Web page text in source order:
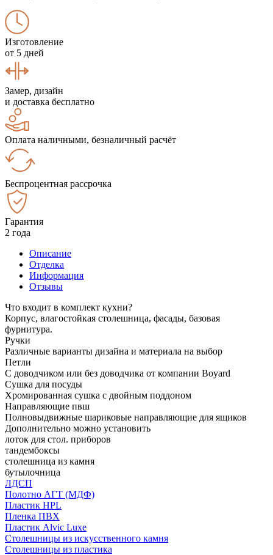
Изготовление
от 5 дней
Замер, дизайн
и доставка бесплатно
Оплата наличными, безналичный расчёт
Беспроцентная рассрочка
Гарантия
2 года
Описание
Отделка
Информация
Отзывы
Что входит в комплект кухни?
Корпус, влагостойкая столешница, фасады, базовая
фурнитура.
Ручки
Различные варианты дизайна и материала на выбор
Петли
С доводчиком или без доводчика от компании Boyard
Сушка для посуды
Хромированная сушка с двойным поддоном
Направляющие пвш
Полновыдвижные шариковые направляющие для ящиков
Дополнительно можно установить
лоток для стол. приборов
тандембоксы
столешница из камня
бутылочница
ЛДСП
Полотно АГТ (МДФ)
Пластик HPL
Пленка ПВХ
Пластик Alvic Luxe
Столешницы из искусственного камня
Столешницы из пластика